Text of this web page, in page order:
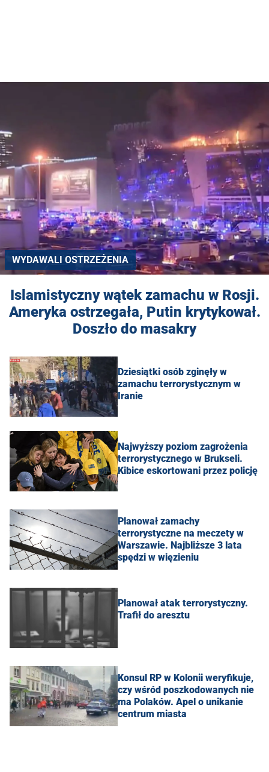
WYDAWALI OSTRZEŻENIA
Islamistyczny wątek zamachu w Rosji.
Ameryka ostrzegała, Putin krytykował.
Doszło do masakry
Dziesiątki osób zginęły w
zamachu terrorystycznym w
Iranie
Najwyższy poziom zagrożenia
terrorystycznego w Brukseli.
Kibice eskortowani przez policję
Planował zamachy
terrorystyczne na meczety w
Warszawie. Najbliższe 3 lata
spędzi w więzieniu
Planował atak terrorystyczny.
Trafił do aresztu
Konsul RP w Kolonii weryfikuje,
czy wśród poszkodowanych nie
ma Polaków. Apel o unikanie
centrum miasta